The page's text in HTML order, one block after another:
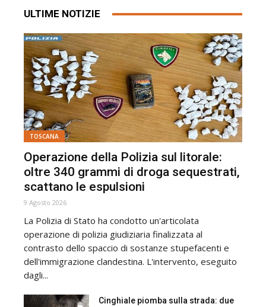
ULTIME NOTIZIE
TOSCANA
Operazione della Polizia sul litorale:
oltre 340 grammi di droga sequestrati,
scattano le espulsioni
9 Agosto 2026
La Polizia di Stato ha condotto un'articolata
operazione di polizia giudiziaria finalizzata al
contrasto dello spaccio di sostanze stupefacenti e
dell'immigrazione clandestina. L'intervento, eseguito
dagli...
Cinghiale piomba sulla strada: due